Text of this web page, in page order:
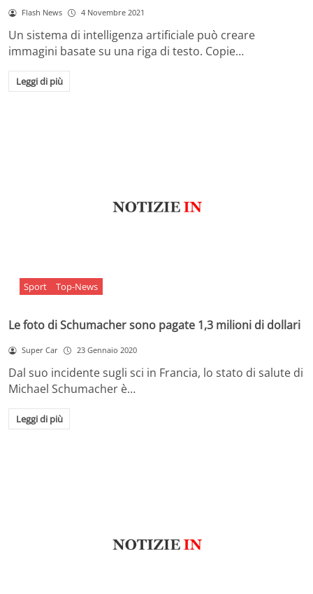
Flash News 4 Novembre 2021
Un sistema di intelligenza artificiale può creare
immagini basate su una riga di testo. Copie…
Leggi di più
Sport Top-News
Le foto di Schumacher sono pagate 1,3 milioni di dollari
Super Car 23 Gennaio 2020
Dal suo incidente sugli sci in Francia, lo stato di salute di
Michael Schumacher è…
Leggi di più